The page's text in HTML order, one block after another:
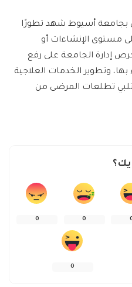
بجامعة أسيوط شهد تطورًا
على مستوى الإنشاءات أو
إدارة الجامعة على رفع
وتطوير الخدمات العلاجية
تلبي تطلعات المرضى من
0
0
0